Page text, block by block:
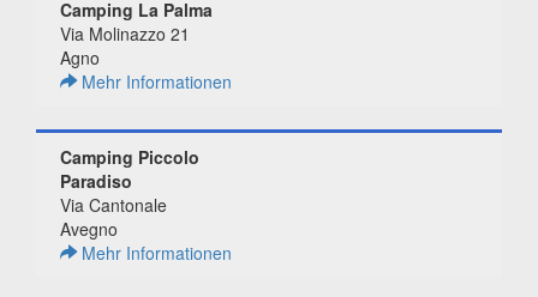
Camping La Palma
Via Molinazzo 21
Agno
Mehr Informationen
Camping Piccolo
Paradiso
Via Cantonale
Avegno
Mehr Informationen